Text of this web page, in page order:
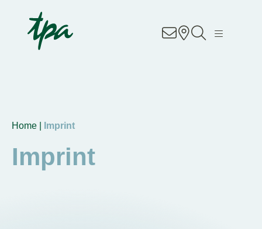
Know-how
Career
Home | Imprint
Imprint